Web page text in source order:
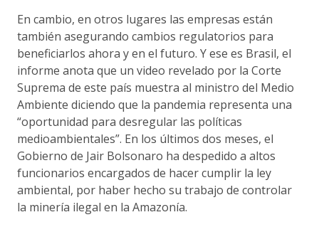
En cambio, en otros lugares las empresas están
también asegurando cambios regulatorios para
beneficiarlos ahora y en el futuro. Y ese es Brasil, el
informe anota que un video revelado por la Corte
Suprema de este país muestra al ministro del Medio
Ambiente diciendo que la pandemia representa una
“oportunidad para desregular las políticas
medioambientales”. En los últimos dos meses, el
Gobierno de Jair Bolsonaro ha despedido a altos
funcionarios encargados de hacer cumplir la ley
ambiental, por haber hecho su trabajo de controlar
la minería ilegal en la Amazonía.